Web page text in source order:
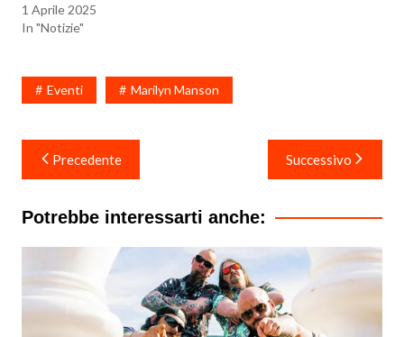
1 Aprile 2025
In "Notizie"
Eventi Marilyn Manson
Navigazione
articoli
Precedente Successivo
Potrebbe interessarti anche: